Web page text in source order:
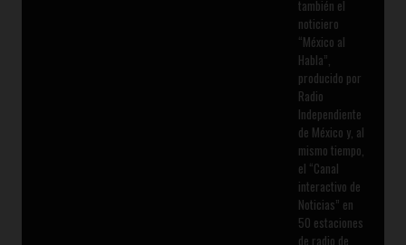
también el
noticiero
“México al
Habla”,
producido por
Radio
Independiente
de México y, al
mismo tiempo,
el “Canal
interactivo de
Noticias” en
50 estaciones
de radio de